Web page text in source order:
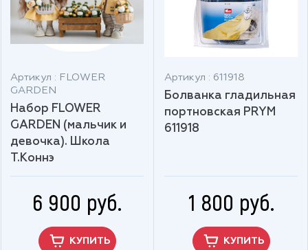
Артикул : FLOWER
GARDEN
Набор FLOWER
GARDEN (мальчик и
девочка). Школа
Т.Коннэ
6 900 руб.
КУПИТЬ
Артикул : 611918
Болванка гладильная
портновская PRYM
611918
1 800 руб.
КУПИТЬ